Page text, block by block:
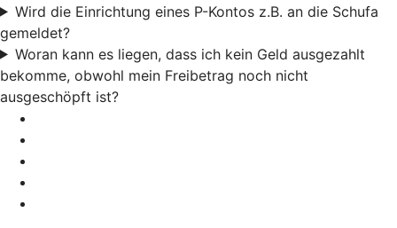
Wird die Einrichtung eines P-Kontos z.B. an die Schufa
gemeldet?
Woran kann es liegen, dass ich kein Geld ausgezahlt
bekomme, obwohl mein Freibetrag noch nicht
ausgeschöpft ist?